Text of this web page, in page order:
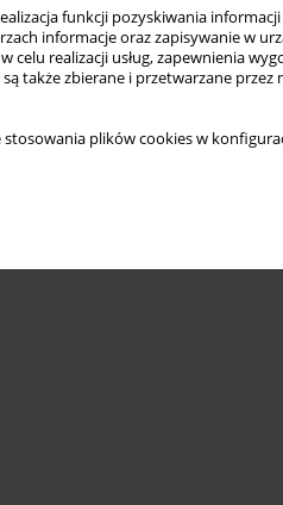
funkcji pozyskiwania
informacje oraz zapisywanie w
celu realizacji usług, zapewnienia
są także zbierane i przetwarzane przez
plików cookies w